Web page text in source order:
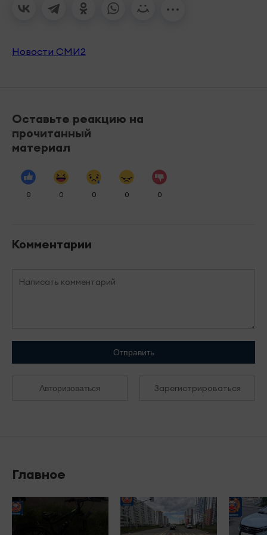
Новости СМИ2
Оставьте реакцию на
прочитанный
материал
0 0 0 0 0
Комментарии
Отправить
Авторизоваться Зарегистрироваться
Главное